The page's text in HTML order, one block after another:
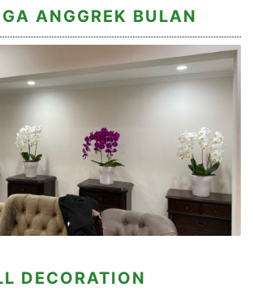
ANGGREK BULAN
DECORATION